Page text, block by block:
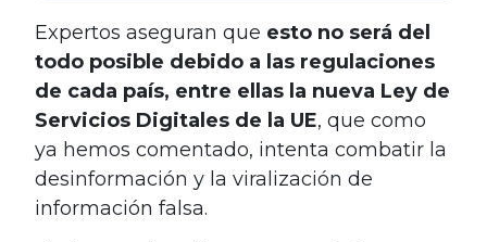
Expertos aseguran que esto no será del
todo posible debido a las regulaciones
de cada país, entre ellas la nueva Ley de
Servicios Digitales de la UE, que como
ya hemos comentado, intenta combatir la
desinformación y la viralización de
información falsa.